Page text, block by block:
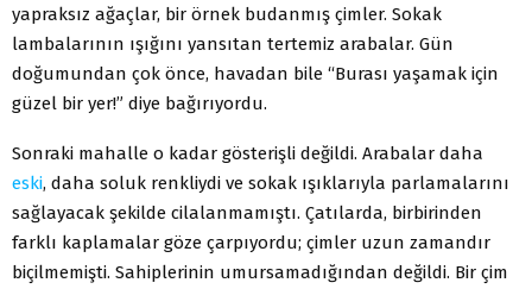
yapraksız ağaçlar, bir örnek budanmış çimler. Sokak
lambalarının ışığını yansıtan tertemiz arabalar. Gün
doğumundan çok önce, havadan bile “Burası yaşamak için
güzel bir yer!” diye bağırıyordu.
Sonraki mahalle o kadar gösterişli değildi. Arabalar daha
eski, daha soluk renkliydi ve sokak ışıklarıyla parlamalarını
sağlayacak şekilde cilalanmamıştı. Çatılarda, birbirinden
farklı kaplamalar göze çarpıyordu; çimler uzun zamandır
biçilmemişti. Sahiplerinin umursamadığından değildi. Bir çim